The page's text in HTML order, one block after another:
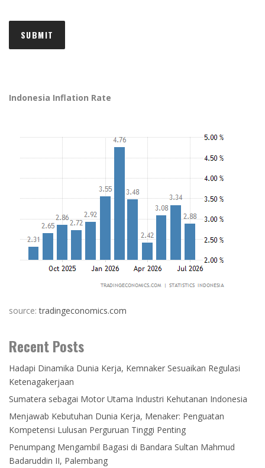
Indonesia Inflation Rate
source:tradingeconomics.com
Recent Posts
Hadapi Dinamika Dunia Kerja, Kemnaker Sesuaikan Regulasi
Ketenagakerjaan
Sumatera sebagai Motor Utama Industri Kehutanan Indonesia
Menjawab Kebutuhan Dunia Kerja, Menaker: Penguatan
Kompetensi Lulusan Perguruan Tinggi Penting
Penumpang Mengambil Bagasi di Bandara Sultan Mahmud
Badaruddin II, Palembang